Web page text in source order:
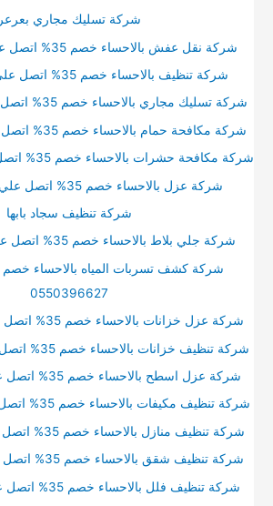
شركة تسليك مجاري بعرعر
شركة نقل عفش بالاحساء خصم 35% اتصل علي 0550396627
شركة تنظيف بالاحساء خصم 35% اتصل علي 0550396627
شركة تسليك مجاري بالاحساء خصم 35% اتصل علي 0550396627
شركة مكافحة حمام بالاحساء خصم 35% اتصل علي 0550396627
شركة مكافحة حشرات بالاحساء خصم 35% اتصل علي 0550396627
شركة عزل بالاحساء خصم 35% اتصل علي 0550396627
شركة تنظيف سجاد بابها
شركة جلي بلاط بالاحساء خصم 35% اتصل علي 0550396627
0550396627
شركة عزل خزانات بالاحساء خصم 35% اتصل علي 0550396627
شركة تنظيف خزانات بالاحساء خصم 35% اتصل علي 0550396627
شركة عزل اسطح بالاحساء خصم 35% اتصل علي 0550396627
شركة تنظيف مكيفات بالاحساء خصم 35% اتصل علي 0550396627
شركة تنظيف منازل بالاحساء خصم 35% اتصل علي 0550396627
شركة تنظيف شقق بالاحساء خصم 35% اتصل علي 0550396627
شركة تنظيف فلل بالاحساء خصم 35% اتصل علي 0550396627